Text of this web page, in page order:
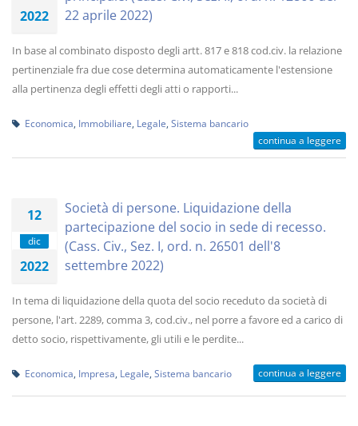
2022
22 aprile 2022)
In base al combinato disposto degli artt. 817 e 818 cod.civ. la relazione
pertinenziale fra due cose determina automaticamente l'estensione
alla pertinenza degli effetti degli atti o rapporti...
Economica Immobiliare Legale Sistema bancario
continua a leggere
12
dic
2022
Società di persone. Liquidazione della
partecipazione del socio in sede di recesso.
(Cass. Civ., Sez. I, ord. n. 26501 dell'8
settembre 2022)
In tema di liquidazione della quota del socio receduto da società di
persone, l'art. 2289, comma 3, cod.civ., nel porre a favore ed a carico di
detto socio, rispettivamente, gli utili e le perdite...
Economica Impresa Legale Sistema bancario continua a leggere